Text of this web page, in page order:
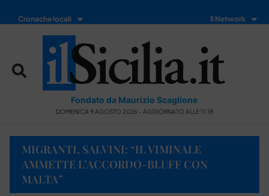
Cronache locali Il Network
Fondato da Maurizio Scaglione
DOMENICA 9 AGOSTO 2026 - AGGIORNATO ALLE 11:18
MIGRANTI, SALVINI: “IL VIMINALE
AMMETTE L’ACCORDO-BLUFF CON
MALTA”